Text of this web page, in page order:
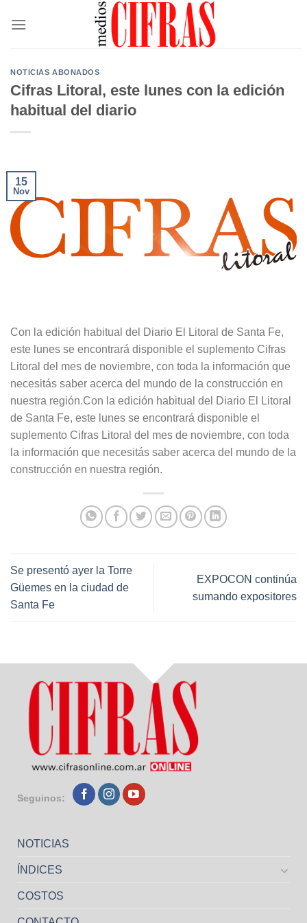
NOTICIAS ABONADOS
Cifras Litoral, este lunes con la edición
habitual del diario
15
Nov
Con la edición habitual del Diario El Litoral de Santa Fe,
este lunes se encontrará disponible el suplemento Cifras
Litoral del mes de noviembre, con toda la información que
necesitás saber acerca del mundo de la construcción en
nuestra región.Con la edición habitual del Diario El Litoral
de Santa Fe, este lunes se encontrará disponible el
suplemento Cifras Litoral del mes de noviembre, con toda
la información que necesitás saber acerca del mundo de la
construcción en nuestra región.
Se presentó ayer la Torre
Güemes en la ciudad de
Santa Fe
EXPOCON continúa
sumando expositores
Seguinos:
NOTICIAS
ÍNDICES
COSTOS